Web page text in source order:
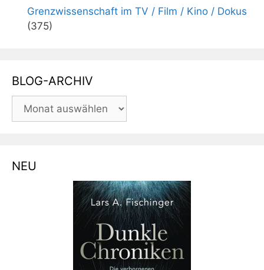
Grenzwissenschaft im TV / Film / Kino / Dokus
(375)
BLOG-ARCHIV
BLOG-
ARCHIV
NEU